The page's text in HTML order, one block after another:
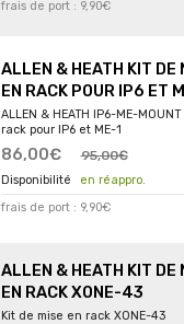
frais de port : 9,90€
ALLEN & HEATH KIT DE
EN RACK POUR IP6 ET
ALLEN & HEATH IP6-ME-
rack pour IP6 et ME-1
86,00€ 95,00€
en réappro.
frais de port : 9,90€
ALLEN & HEATH KIT DE
EN RACK XONE-43
Kit de mise en rack XONE-43